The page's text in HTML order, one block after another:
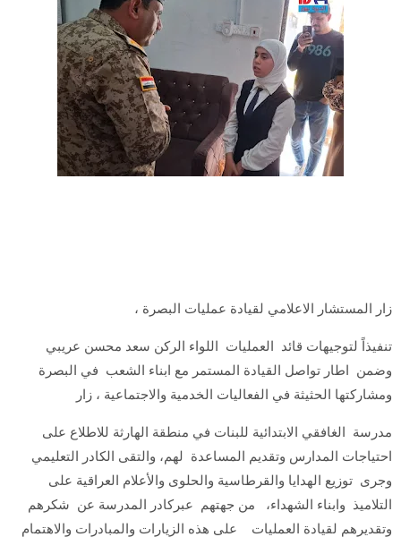
زار المستشار الاعلامي لقيادة عمليات البصرة ،
تنفيذاً لتوجيهات قائد العمليات اللواء الركن سعد محسن عريبي
وضمن اطار تواصل القيادة المستمر مع ابناء الشعب في البصرة
ومشاركتها الحثيثة في الفعاليات الخدمية والاجتماعية ، زار
مدرسة الغافقي الابتدائية للبنات في منطقة الهارثة للاطلاع على
احتياجات المدارس وتقديم المساعدة لهم، والتقى الكادر التعليمي
وجرى توزيع الهدايا والقرطاسية والحلوى والأعلام العراقية على
التلاميذ وابناء الشهداء، من جهتهم عبركادر المدرسة عن شكرهم
وتقديرهم لقيادة العمليات على هذه الزيارات والمبادرات والاهتمام